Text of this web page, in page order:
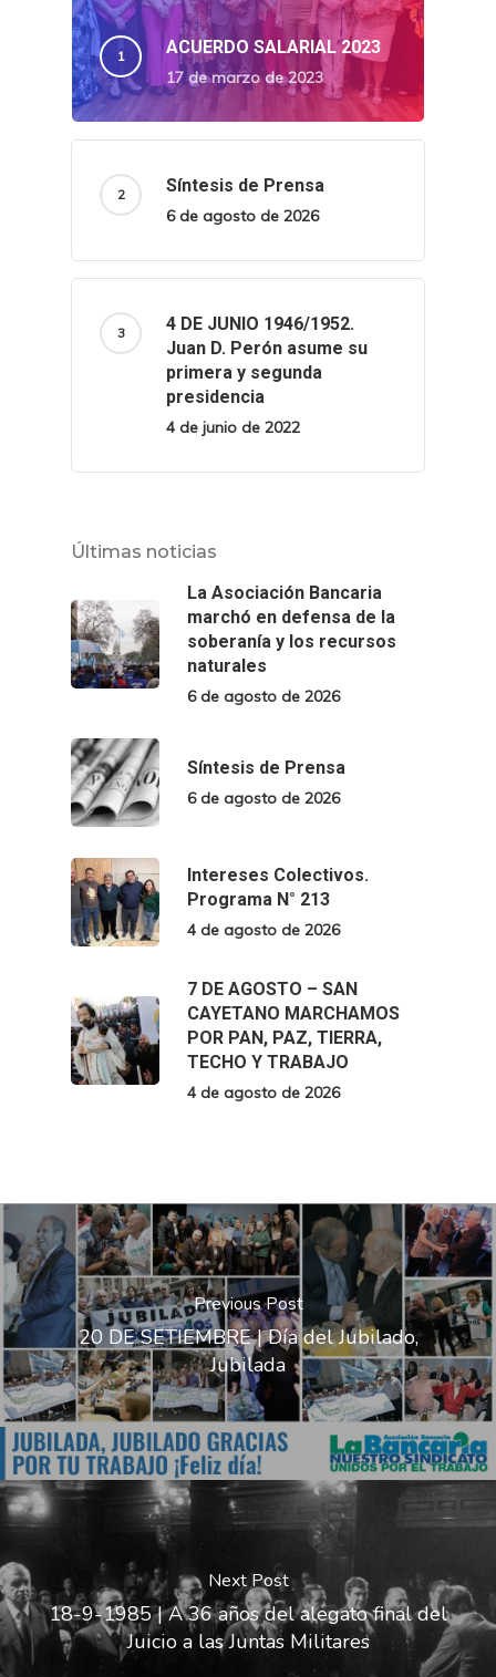
ACUERDO SALARIAL 2023
17 de marzo de 2023
Síntesis de Prensa
6 de agosto de 2026
4 DE JUNIO 1946/1952.
Juan D. Perón asume su
primera y segunda
presidencia
4 de junio de 2022
Últimas noticias
La Asociación Bancaria
marchó en defensa de la
soberanía y los recursos
naturales
6 de agosto de 2026
Síntesis de Prensa
6 de agosto de 2026
Intereses Colectivos.
Programa N° 213
4 de agosto de 2026
7 DE AGOSTO – SAN
CAYETANO MARCHAMOS
POR PAN, PAZ, TIERRA,
TECHO Y TRABAJO
4 de agosto de 2026
Previous Post
20 DE SETIEMBRE | Día del Jubilado,
Jubilada
Next Post
18-9-1985 | A 36 años del alegato final del
Juicio a las Juntas Militares